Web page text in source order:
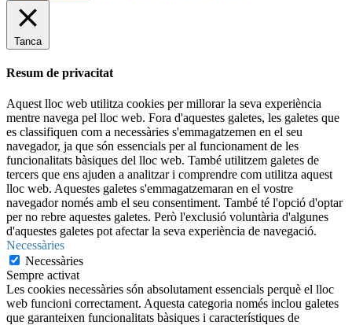
Tanca
Resum de privacitat
Aquest lloc web utilitza cookies per millorar la seva experiència
mentre navega pel lloc web. Fora d'aquestes galetes, les galetes que
es classifiquen com a necessàries s'emmagatzemen en el seu
navegador, ja que són essencials per al funcionament de les
funcionalitats bàsiques del lloc web. També utilitzem galetes de
tercers que ens ajuden a analitzar i comprendre com utilitza aquest
lloc web. Aquestes galetes s'emmagatzemaran en el vostre
navegador només amb el seu consentiment. També té l'opció d'optar
per no rebre aquestes galetes. Però l'exclusió voluntària d'algunes
d'aquestes galetes pot afectar la seva experiència de navegació.
Necessàries
Necessàries
Sempre activat
Les cookies necessàries són absolutament essencials perquè el lloc
web funcioni correctament. Aquesta categoria només inclou galetes
que garanteixen funcionalitats bàsiques i característiques de